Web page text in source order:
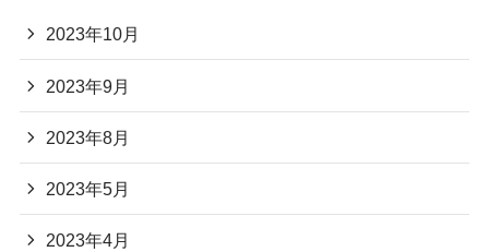
2023年10月
2023年9月
2023年8月
2023年5月
2023年4月